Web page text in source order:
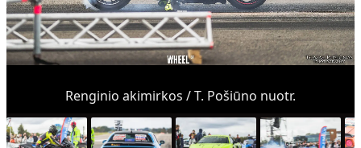
Renginio akimirkos / T. Pošiūno nuotr.